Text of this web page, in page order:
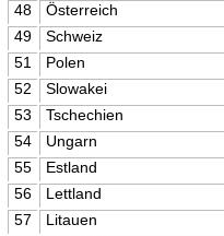
48
Österreich
49
Schweiz
51
Polen
52
Slowakei
53
Tschechien
54
Ungarn
55
Estland
56
Lettland
57
Litauen